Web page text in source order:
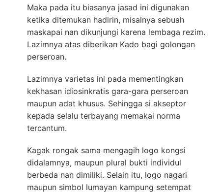
Maka pada itu biasanya jasad ini digunakan
ketika ditemukan hadirin, misalnya sebuah
maskapai nan dikunjungi karena lembaga rezim.
Lazimnya atas diberikan Kado bagi golongan
perseroan.
Lazimnya varietas ini pada mementingkan
kekhasan idiosinkratis gara-gara perseroan
maupun adat khusus. Sehingga si akseptor
kepada selalu terbayang memakai norma
tercantum.
Kagak rongak sama mengagih logo kongsi
didalamnya, maupun plural bukti individul
berbeda nan dimiliki. Selain itu, logo nagari
maupun simbol lumayan kampung setempat